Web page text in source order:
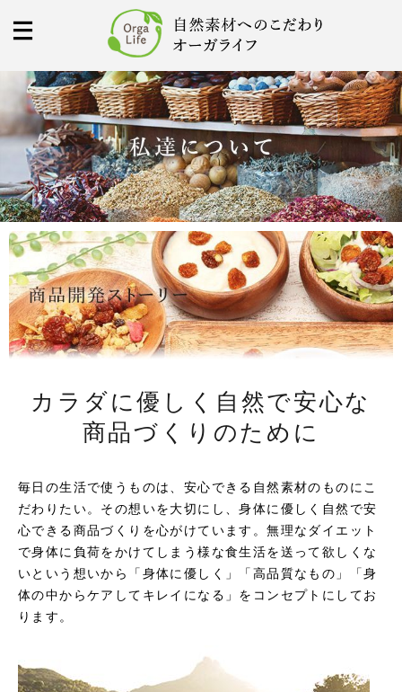
カラダに優しく自然で安心な
商品づくりのために
毎日の生活で使うものは、安心できる自然素材のものにこ
だわりたい。その想いを大切にし、身体に優しく自然で安
心できる商品づくりを心がけています。無理なダイエット
で身体に負荷をかけてしまう様な食生活を送って欲しくな
いという想いから「身体に優しく」「高品質なもの」「身
体の中からケアしてキレイになる」をコンセプトにしてお
ります。